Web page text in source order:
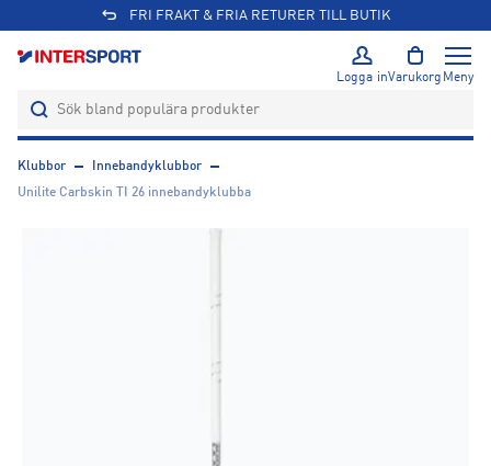
FRI FRAKT & FRIA RETURER TILL BUTIK
Logga inVarukorg Meny
Klubbor
Innebandyklubbor
Unilite Carbskin TI 26 innebandyklubba